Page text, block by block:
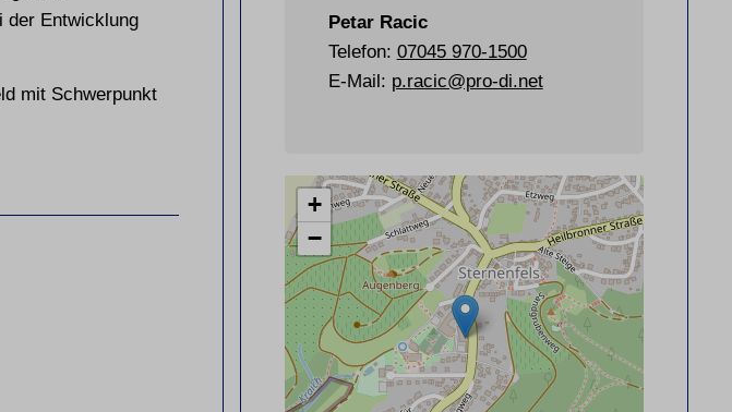
der Entwicklung
mit Schwerpunkt
Petar Racic
Telefon: 07045 970-1500
E-Mail: p.racic@pro-di.net
+
−